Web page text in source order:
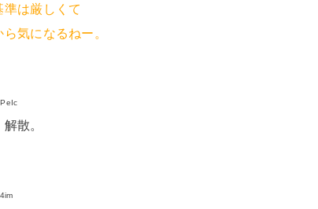
は厳しくて
気になるねー。
散。